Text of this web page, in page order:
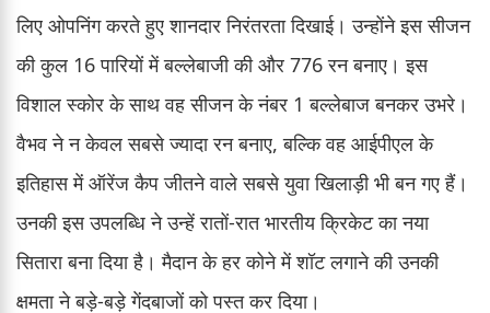
लिए ओपनिंग करते हुए शानदार निरंतरता दिखाई। उन्होंने इस सीजन
की कुल 16 पारियों में बल्लेबाजी की और 776 रन बनाए। इस
विशाल स्कोर के साथ वह सीजन के नंबर 1 बल्लेबाज बनकर उभरे।
वैभव ने न केवल सबसे ज्यादा रन बनाए, बल्कि वह आईपीएल के
इतिहास में ऑरेंज कैप जीतने वाले सबसे युवा खिलाड़ी भी बन गए हैं।
उनकी इस उपलब्धि ने उन्हें रातों-रात भारतीय क्रिकेट का नया
सितारा बना दिया है। मैदान के हर कोने में शॉट लगाने की उनकी
क्षमता ने बड़े-बड़े गेंदबाजों को पस्त कर दिया।